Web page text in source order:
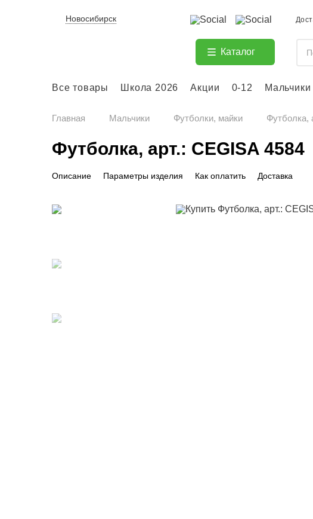
Новосибирск
Каталог
Все товары Школа 2026 Акции 0-12 Мальчики
Главная Мальчики Футболки, майки Футболка,
Футболка, арт.: CEGISA 4584
Описание Параметры изделия Как оплатить Доставка